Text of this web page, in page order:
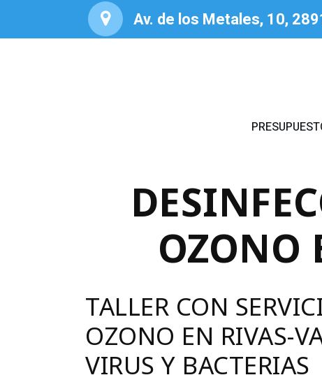
Av. de los Metales, 10,
OZONO
TALLER CON
OZONO EN RIVAS-
VIRUS Y BACTERIAS